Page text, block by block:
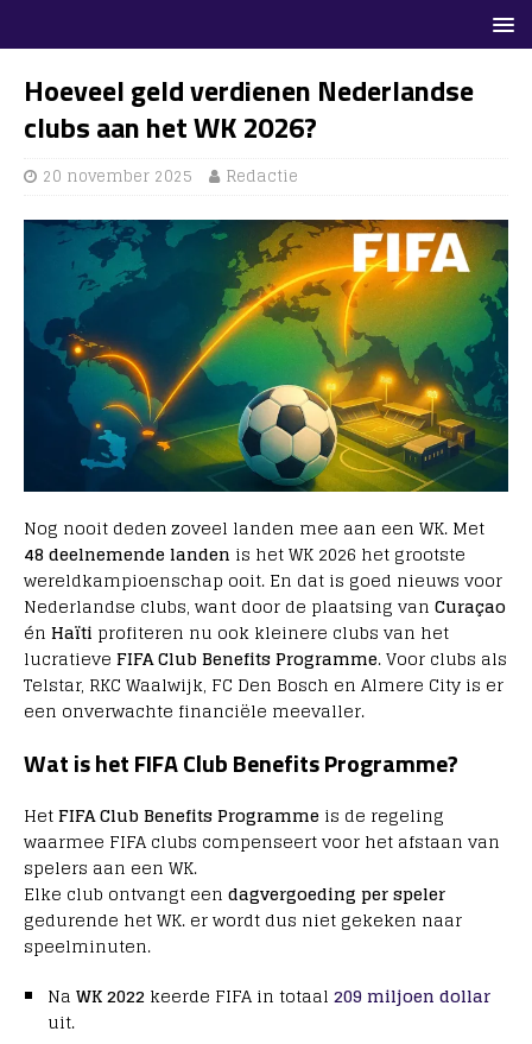
Hoeveel geld verdienen Nederlandse
clubs aan het WK 2026?
20 november 2025 Redactie
Nog nooit deden zoveel landen mee aan een WK. Met
48 deelnemende landen is het WK 2026 het grootste
wereldkampioenschap ooit. En dat is goed nieuws voor
Nederlandse clubs, want door de plaatsing van Curaçao
én Haïti profiteren nu ook kleinere clubs van het
lucratieve FIFA Club Benefits Programme. Voor clubs als
Telstar, RKC Waalwijk, FC Den Bosch en Almere City is er
een onverwachte financiële meevaller.
Wat is het FIFA Club Benefits Programme?
HetFIFA Club Benefits Programme is de regeling
waarmee FIFA clubs compenseert voor het afstaan van
spelers aan een WK.
Elke club ontvangt een dagvergoeding per speler
gedurende het WK. er wordt dus niet gekeken naar
speelminuten.
Na WK 2022 keerde FIFA in totaal 209 miljoen dollar
uit.